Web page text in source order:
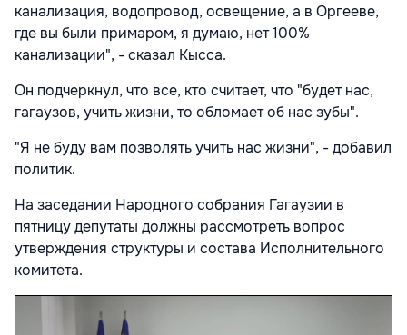
канализация, водопровод, освещение, а в Оргееве,
где вы были примаром, я думаю, нет 100%
канализации", - сказал Кысса.
Он подчеркнул, что все, кто считает, что "будет нас,
гагаузов, учить жизни, то обломает об нас зубы".
"Я не буду вам позволять учить нас жизни", - добавил
политик.
На заседании Народного собрания Гагаузии в
пятницу депутаты должны рассмотреть вопрос
утверждения структуры и состава Исполнительного
комитета.